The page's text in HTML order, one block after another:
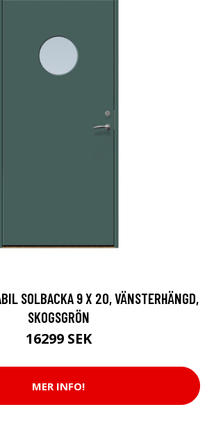
SOLBACKA 9 X 20, VÄNSTERHÄNGD,
SKOGSGRÖN
16299 SEK
MER INFO!